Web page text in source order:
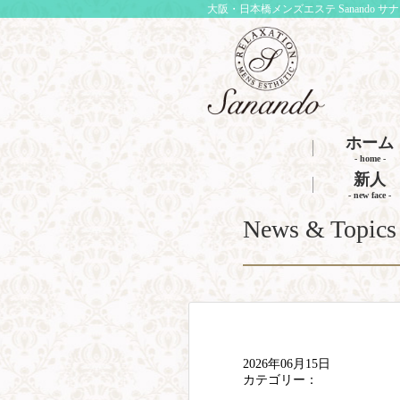
大阪・日本橋メンズエステ Sanando サ
ホーム
- home -
新人
- new face -
News & Topics
2026年06月15日
カテゴリー：